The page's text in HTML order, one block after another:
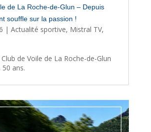
de La Roche-de-Glun – Depuis
souffle sur la passion !
| Actualité sportive, Mistral TV,
de Voile de La Roche-de-Glun
50 ans.